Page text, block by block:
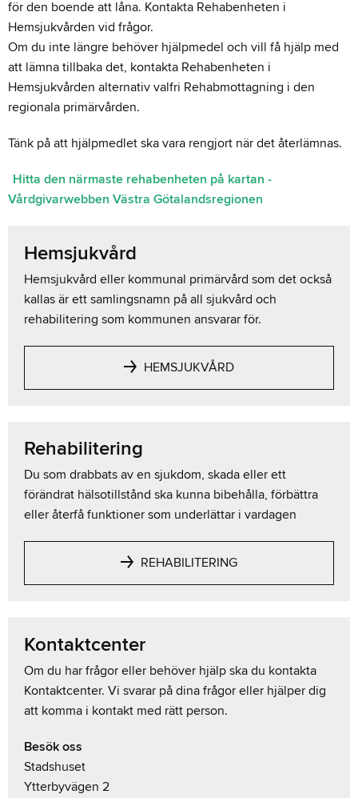
för den boende att låna. Kontakta Rehabenheten i
Hemsjukvården vid frågor.
Om du inte längre behöver hjälpmedel och vill få hjälp med
att lämna tillbaka det, kontakta Rehabenheten i
Hemsjukvården alternativ valfri Rehabmottagning i den
regionala primärvården.
Tänk på att hjälpmedlet ska vara rengjort när det återlämnas.
Hitta den närmaste rehabenheten på kartan -
Vårdgivarwebben Västra Götalandsregionen
Hemsjukvård
Hemsjukvård eller kommunal primärvård som det också
kallas är ett samlingsnamn på all sjukvård och
rehabilitering som kommunen ansvarar för.
HEMSJUKVÅRD
Rehabilitering
Du som drabbats av en sjukdom, skada eller ett
förändrat hälsotillstånd ska kunna bibehålla, förbättra
eller återfå funktioner som underlättar i vardagen
REHABILITERING
Kontaktcenter
Om du har frågor eller behöver hjälp ska du kontakta
Kontaktcenter. Vi svarar på dina frågor eller hjälper dig
att komma i kontakt med rätt person.
Besök oss
Stadshuset
Ytterbyvägen 2